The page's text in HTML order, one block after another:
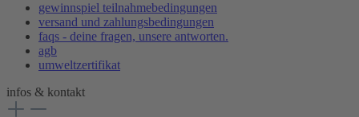
gewinnspiel teilnahmebedingungen
versand und zahlungsbedingungen
faqs - deine fragen, unsere antworten.
agb
umweltzertifikat
infos & kontakt